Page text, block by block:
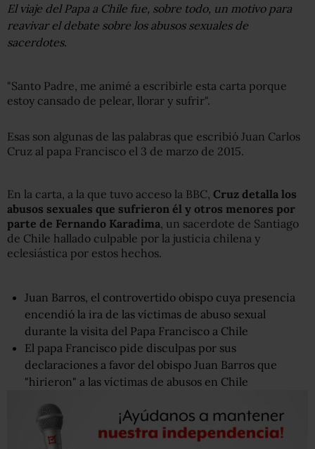
El viaje del Papa a Chile fue, sobre todo, un motivo para
reavivar el debate sobre los abusos sexuales de
sacerdotes.
"Santo Padre, me animé a escribirle esta carta porque
estoy cansado de pelear, llorar y sufrir".
Esas son algunas de las palabras que escribió Juan Carlos
Cruz al papa Francisco el 3 de marzo de 2015.
En la carta, a la que tuvo acceso la BBC, Cruz detalla los
abusos sexuales que sufrieron él y otros menores por
parte de Fernando Karadima , un sacerdote de Santiago
de Chile hallado culpable por la justicia chilena y
eclesiástica por estos hechos.
Juan Barros, el controvertido obispo cuya presencia
encendió la ira de las víctimas de abuso sexual
durante la visita del Papa Francisco a Chile
El papa Francisco pide disculpas por sus
declaraciones a favor del obispo Juan Barros que
"hirieron" a las víctimas de abusos en Chile